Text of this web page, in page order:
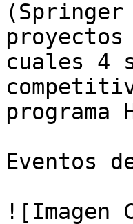
cuales 4
programa
Eventos
![Imagen